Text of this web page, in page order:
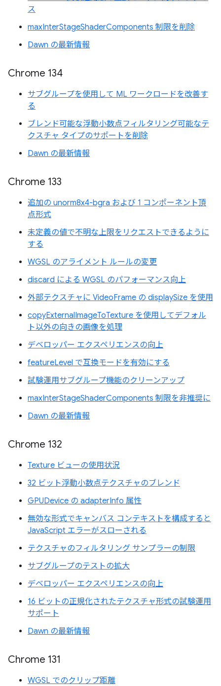
ス
maxInterStageShaderComponents 制限を削除
Dawn の最新情報
Chrome 134
サブグループを使用して ML ワークロードを改善す
る
ブレンド可能な浮動小数点フィルタリング可能なテ
クスチャ タイプのサポートを削除
Dawn の最新情報
Chrome 133
追加の unorm8x4-bgra および 1 コンポーネント頂
点形式
未定義の値で不明な上限をリクエストできるように
する
WGSL のアライメント ルールの変更
discard による WGSL のパフォーマンス向上
外部テクスチャに VideoFrame の displaySize を使用
copyExternalImageToTexture を使用してデフォル
ト以外の向きの画像を処理
デベロッパー エクスペリエンスの向上
featureLevel で互換モードを有効にする
試験運用サブグループ機能のクリーンアップ
maxInterStageShaderComponents 制限を非推奨に
Dawn の最新情報
Chrome 132
Texture ビューの使用状況
32 ビット浮動小数点テクスチャのブレンド
GPUDevice の adapterInfo 属性
無効な形式でキャンバス コンテキストを構成すると
JavaScript エラーがスローされる
テクスチャのフィルタリング サンプラーの制限
サブグループのテストの拡大
デベロッパー エクスペリエンスの向上
16 ビットの正規化されたテクスチャ形式の試験運用
サポート
Dawn の最新情報
Chrome 131
WGSL でのクリップ距離